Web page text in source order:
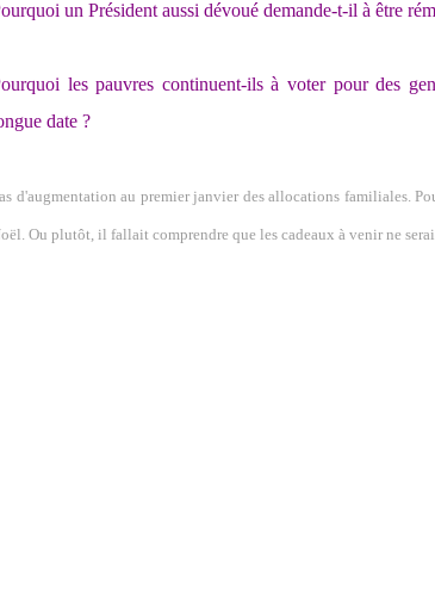
un Président aussi dévoué demande-t-il à être
les pauvres continuent-ils à voter pour des
date ?
d'augmentation au premier janvier des allocations familiales.
Ou plutôt, il fallait comprendre que les cadeaux à venir ne